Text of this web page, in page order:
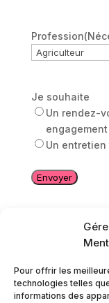
Pour offrir les
technologies telles
informations des
Profession
Je souhaite
Un rendez-
engagement
Un